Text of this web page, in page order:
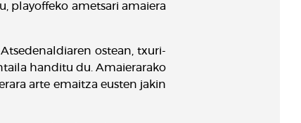
playoffeko ametsari amaiera
ostean, txuri-
handitu du. Amaierarako
arte emaitza eusten jakin